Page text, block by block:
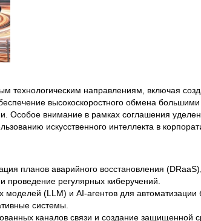
технологическим направлениям, включая
высокоскоростного обмена
Особое внимание в рамках соглашения
искусственного интеллекта в
планов аварийного восстановления
проведение регулярных киберучений.
моделей (LLM) и AI-агентов для автоматизации
системы.
каналов связи и создание защищенной